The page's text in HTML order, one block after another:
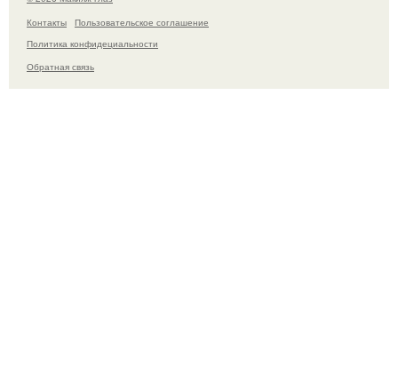
Контакты
Пользовательское соглашение
Политика конфидециальности
Обратная связь